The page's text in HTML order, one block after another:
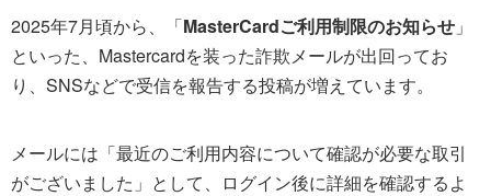
2025年7月頃から、「MasterCardご利用制限のお知らせ 」
といった、Mastercardを装った詐欺メールが出回ってお
り、SNSなどで受信を報告する投稿が増えています。
メールには「最近のご利用内容について確認が必要な取引
がございました」として、ログイン後に詳細を確認するよ